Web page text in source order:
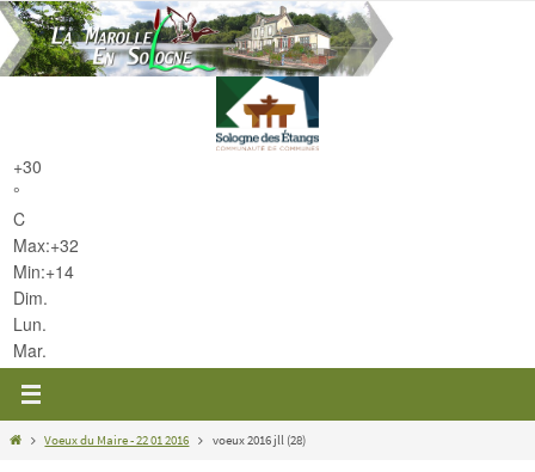
Passer
vers
le
+30
°
C
Max:+32
Min:+14
Dim.
Lun.
Mar.
HomeVoeux du Maire - 22 01 2016 voeux 2016 jll (28)